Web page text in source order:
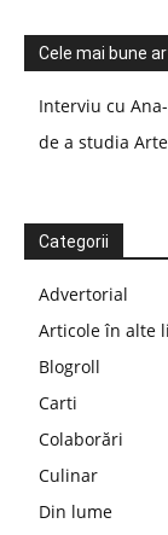
Cele mai bune
Interviu cu
de a studia
Categorii
Advertorial
Articole în alte
Blogroll
Carti
Colaborări
Culinar
Din lume